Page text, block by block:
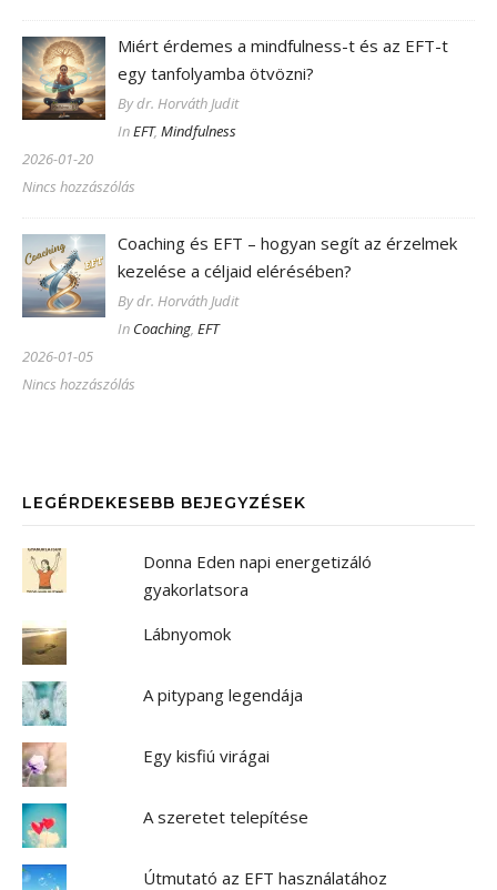
Miért érdemes a mindfulness-t és az EFT-t
egy tanfolyamba ötvözni?
By dr. Horváth Judit
InEFT,Mindfulness
2026-01-20
Nincs hozzászólás
Coaching és EFT – hogyan segít az érzelmek
kezelése a céljaid elérésében?
By dr. Horváth Judit
In Coaching,EFT
2026-01-05
Nincs hozzászólás
LEGÉRDEKESEBB BEJEGYZÉSEK
Donna Eden napi energetizáló
gyakorlatsora
Lábnyomok
A pitypang legendája
Egy kisfiú virágai
A szeretet telepítése
Útmutató az EFT használatához